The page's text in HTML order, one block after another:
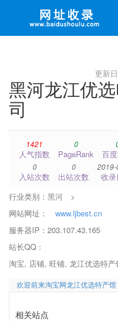
更新
黑河龙江优
司
1421
人气指数
0
PageRank 百
0
入站次数
0
出站次数
收录
行业类别： 黑河
>
网站网址：
www.ljbest.cn
服务器IP：203.107.43.165
站长QQ：
淘宝, 店铺, 旺铺, 龙江优选特产
欢迎前来淘宝网龙江优选特产馆
相关站点